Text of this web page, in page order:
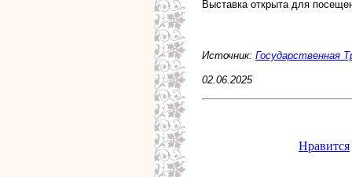
Выставка открыта для
Источник: Государственная
02.06.2025
Нравится